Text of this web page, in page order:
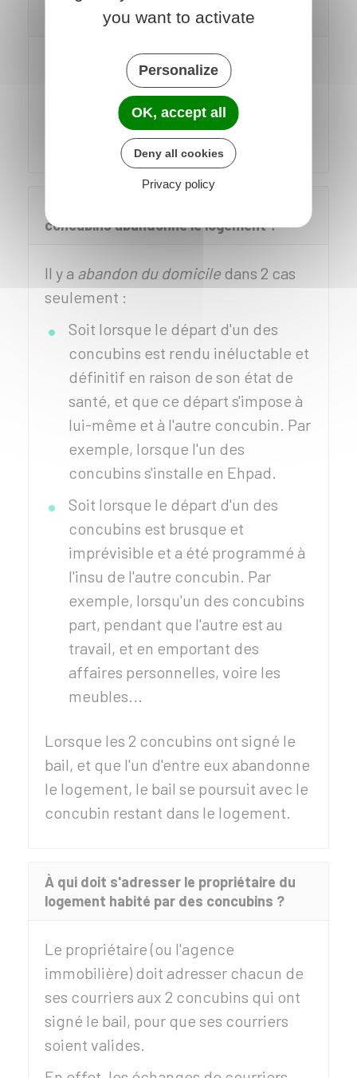
concubins ?
Lorsque les 2 concubins ont signé le
bail, et que l'un d'entre eux meurt, le
bail se poursuit avec le concubin
restant dans le logement.
concubins abandonne le logement ?
Il y a abandon du domicile dans 2 cas
seulement :
Soit lorsque le départ d'un des
concubins est rendu inéluctable et
définitif en raison de son état de
santé, et que ce départ s'impose à
lui-même et à l'autre concubin. Par
exemple, lorsque l'un des
concubins s'installe en Ehpad.
Soit lorsque le départ d'un des
concubins est brusque et
imprévisible et a été programmé à
l'insu de l'autre concubin. Par
exemple, lorsqu'un des concubins
part, pendant que l'autre est au
travail, et en emportant des
affaires personnelles, voire les
meubles...
Lorsque les 2 concubins ont signé le
bail, et que l'un d'entre eux abandonne
le logement, le bail se poursuit avec le
concubin restant dans le logement.
À qui doit s'adresser le propriétaire du
logement habité par des concubins ?
Le propriétaire (ou l'agence
immobilière) doit adresser chacun de
ses courriers aux 2 concubins qui ont
signé le bail, pour que ses courriers
soient valides.
you want to activate
Personalize
OK, accept all
Deny all cookies
Privacy policy